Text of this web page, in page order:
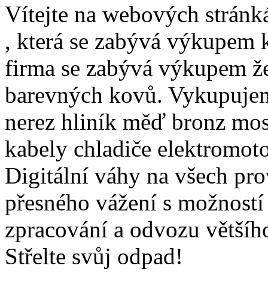
Vítejte na webových
, která se zabývá výkupem
firma se zabývá výkupem
barevných kovů.
nerez hliník měď bronz
kabely chladiče
Digitální váhy na všech
přesného vážení s
zpracování a odvozu
Střelte svůj odpad!